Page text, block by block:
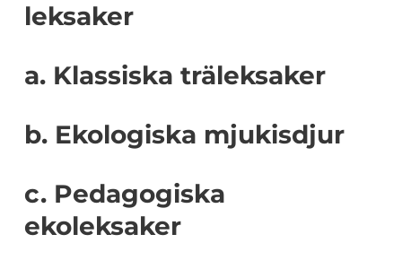
leksaker
a. Klassiska träleksaker
b. Ekologiska mjukisdjur
c. Pedagogiska
ekoleksaker